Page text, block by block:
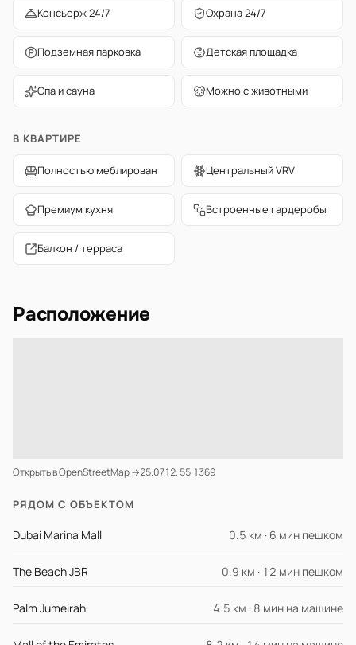
Консьерж 24/7 Охрана 24/7
Подземная парковка Детская площадка
Спа и сауна Можно с животными
В КВАРТИРЕ
Полностью меблирован Центральный VRV
Премиум кухня Встроенные гардеробы
Балкон / терраса
Расположение
Открыть в OpenStreetMap →25.0712, 55.1369
РЯДОМ С ОБЪЕКТОМ
Dubai Marina Mall 0.5 км · 6 мин пешком
The Beach JBR 0.9 км · 12 мин пешком
Palm Jumeirah 4.5 км · 8 мин на машине